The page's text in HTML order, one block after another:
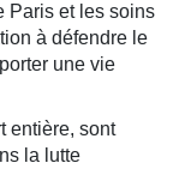
Paris et les soins
à défendre le
une vie
entière, sont
la lutte